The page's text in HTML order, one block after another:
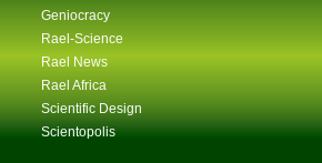
Geniocracy
Rael-Science
Rael News
Rael Africa
Scientific Design
Scientopolis